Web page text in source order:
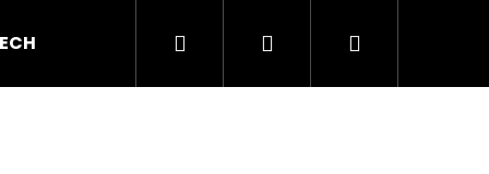
GEL BAREVNÉ GELY AKRYL A AKRYGEL
Hledat PřihlášeníNákupní